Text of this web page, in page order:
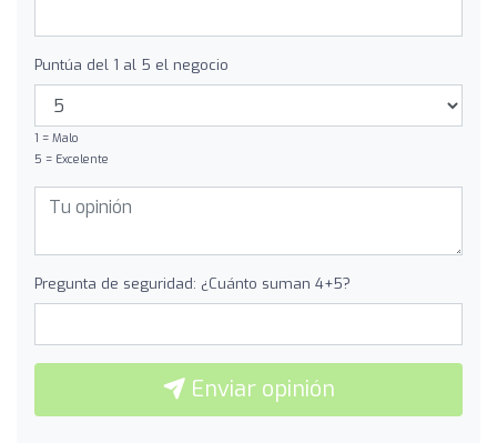
Puntúa del 1 al 5 el negocio
1 = Malo
5 = Excelente
Pregunta de seguridad: ¿Cuánto suman 4+5?
Enviar opinión